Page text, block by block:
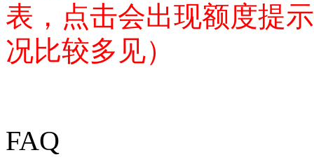
表，点击会出现额度提
况比较多见）
FAQ